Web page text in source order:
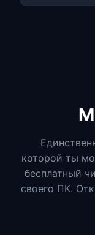
которой ты
бесплатный
своего ПК.